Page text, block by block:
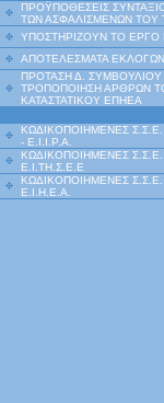
ΠΡΟΫΠΟΘΕΣΕΙΣ
ΤΩΝ ΑΣΦΑΛΙΣΜΕΝΩΝ ΤΟΥ
ΥΠΟΣΤΗΡΙΖΟΥΝ ΤΟ ΕΡΓΟ
ΑΠΟΤΕΛΕΣΜΑΤΑ
ΠΡΟΤΑΣΗ Δ. ΣΥΜΒΟΥΛΙΟΥ
ΤΡΟΠΟΠΟΙΗΣΗ ΑΡΘΡΩΝ
ΚΑΤΑΣΤΑΤΙΚΟΥ ΕΠΗΕΑ
ΚΩΔΙΚΟΠΟΙΗΜΕΝΕΣ Σ.Σ.Ε.
- Ε.Ι.Ι.P.A.
ΚΩΔΙΚΟΠΟΙΗΜΕΝΕΣ
Ε.Ι.ΤΗ.Σ.Ε.Ε
ΚΩΔΙΚΟΠΟΙΗΜΕΝΕΣ
Ε.Ι.Η.Ε.Α.